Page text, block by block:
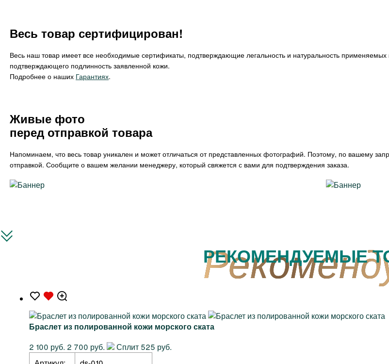
Весь товар сертифицирован!
Весь наш товар имеет все необходимые сертификаты, подтверждающие легальность и натуральность
подтверждающего подлинность заявленной кожи.
Подробнее о наших Гарантиях.
Живые фото
перед отправкой товара
Напоминаем, что весь товар уникален и может отличаться от представленных фотографий. Поэтому, по вашему
отправкой. Сообщите о вашем желании менеджеру, который свяжется с вами для подтверждения заказа.
РЕКОМЕНДУЕМЫЕ
Браслет из полированной кожи морского ската
2 100 руб. 2 700 руб.
Сплит 525 руб.